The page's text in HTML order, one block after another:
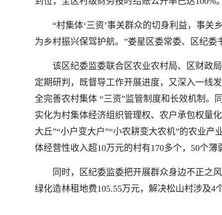
“村集体‘三资’事关群众的切身利益，事关
为乡村振兴保驾护航。”娄星区委常委、区纪
该区纪委监委联合区农业农村局、区财政局
定期研判，既督导工作开展进度，又深入一线
全完善农村集体 “三资”监管制度和长效机制。
实化为村集体经济组织管理权、农户承包权量
大丘”“小户变大户”“小农耕变大农机”的农业
体经营性收入超10万元的村有170多个，50个薄
同时，区纪委监委把开展群众身边不正之风
绿化造林租地费105.55万元，解决松山村涉及4